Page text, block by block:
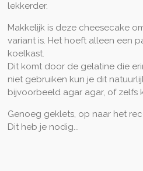
lekkerder.
Makkelijk is deze cheesecake
variant is. Het hoeft alleen een
koelkast.
Dit komt door de gelatine die
niet gebruiken kun je dit
bijvoorbeeld agar agar, of zelfs
Genoeg geklets, op naar het
Dit heb je nodig...